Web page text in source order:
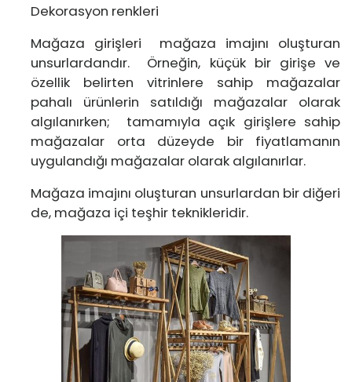
Dekorasyon renkleri
Mağaza girişleri mağaza imajını oluşturan
unsurlardandır. Örneğin, küçük bir girişe ve
özellik belirten vitrinlere sahip mağazalar
pahalı ürünlerin satıldığı mağazalar olarak
algılanırken; tamamıyla açık girişlere sahip
mağazalar orta düzeyde bir fiyatlamanın
uygulandığı mağazalar olarak algılanırlar.
Mağaza imajını oluşturan unsurlardan bir diğeri
de, mağaza içi teşhir teknikleridir.